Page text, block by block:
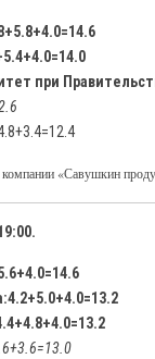
при
«Савушкин